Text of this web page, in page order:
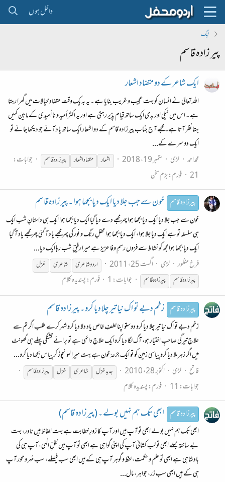
داخل ہوں
ٹیگ
پیر زادہ قاسم
ایک شاعر کے دو متضاد اشعار
اللہ تعالیٰ نے انسان کو بہت عجیب و غریب بنایا ہے ۔ یہ بہ یک وقت متضاد خیالات میں گھرا رہتا
ہے ۔ اس میں نیکی اور بدی ایک ساتھ قیام پذیر رہتی ہے اور یہ اکثر اُمید و نا اُمیدی کے مابین کہیں
بہتا نظر آتا ہے۔ مجھے آج جناب پیرزادہ قاسم کے دو اشعار ایک ساتھ یاد آئے جو دیکھا جائے تو
ایک دوسرے کے...
محمداحمد لڑی ستمبر 19، 2018 اشعار متضاد اشعار پیرزادہقاسم
جوابات:
21 فورم:بزم سخن
پیرزادہ قاسم خون سے جب جلا دیا ایک دیا بجھا ہوا ۔ پیر زادہ قاسم
خون سے جب جلا دیا ایک دیا بجھا ہوا پھر مجھے دے دیا گیا ایک دیا بجھا ہوا ایک ہی داستانِ شب ایک
ہی سلسلہ تو ہے ایک دیا جلا ہوا، ایک دیا بجھا ہوا محفلِ رنگ و نور کی پھر مجھے یاد آ گئی پھر مجھے یاد آ گیا
ایک دیا بجھا ہوا مجھ کو نشاط سے فزوں رسمِ وفا عزیز ہے میرا رفیقِ شب رہا ایک دیا...
فرخ منظور لڑی اگست 25، 2011 اردو شاعری شاعری
غزل
پیرزادہقاسم پیرزادہقاسم جوابات: 1 فورم:پسندیدہ کلام
پیرزادہ قاسم زخم دبے تو اک نیا تیر چلا دیا کرو ۔ پیر زادہ قاسم
زخم دبے تو اک نیا تیر چلا دیا کرو دوستو اپنا لطفِ خاص یاد دلا دیا کرو شہر کرے طلب اگر تم سے
علاجِ تیرگی صاحبِ اختیار ہو، آگ لگا دیا کرو ایک علاجِ دائمی ہے تو برائے تشنگی پہلے ہی گھونٹ
میں اگر زہر ملا دیا کرو پیاسی زمین کو تو ایک جرّعۂ خون ہے بہت میرا لہو نچوڑ کر پیاس بجھا دیا کرو...
فاتح لڑی اکتوبر 28، 2010 جدید غزل شاعری غزل پیرزادہقاسم
جوابات: 11 فورم:پسندیدہ کلام
پیرزادہ قاسم ابھی تک ہم نہیں بولے ۔ (پیر زادہ قاسم)
ابھی تک ہم نہیں بولے ابھی تو آپ ہیں اور آپ کا زورِ خطابت ہے بہت الفاظ ہیں نادر، بہت
بے ساختہ جملے ابھی تو لب کشائی آپ کی اپنی گواہی ہے ابھی تو آپ ہیں ظلِّ الٰہی، آپ ہی کی
بادشاہی ہے ابھی تو علم و حکمت، لفظ و گوہر آپ ہی کے ہیں ابھی سب فیصلے، سب مُہر و محور آپ
ہی کے ہیں ابھی سب زر، جواہر، مال...